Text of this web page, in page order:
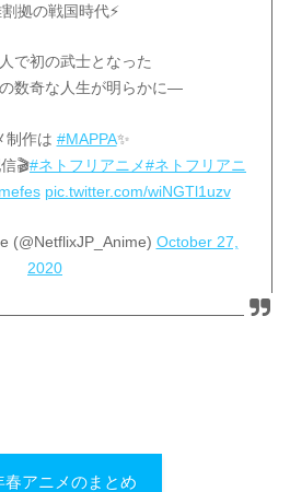
拠の戦国時代⚡
で初の武士となった
数奇な人生が明らかに—
制作は #MAPPA✨
🎬#ネトフリアニメ#ネトフリアニ
pic.twitter.com/wiNGTl1uzv
(@NetflixJP_Anime) October 27,
2020
春アニメのまとめ